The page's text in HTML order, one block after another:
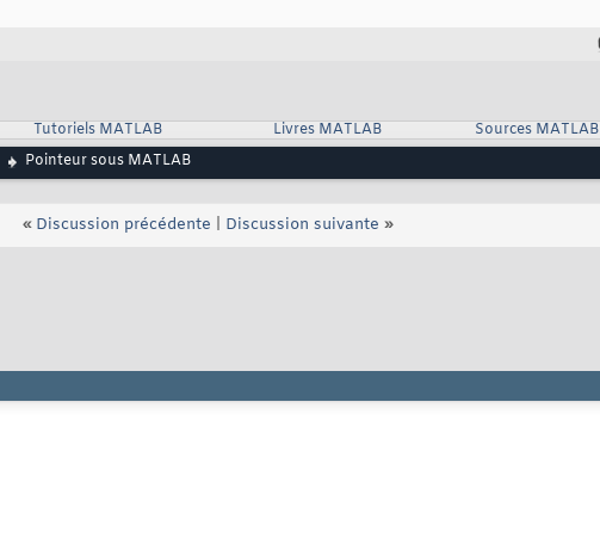
Tutoriels MATLAB Livres MATLAB
Sources MATLAB
Pointeur sous MATLAB
« Discussion précédente Discussion suivante »